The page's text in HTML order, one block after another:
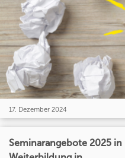
17. Dezember 2024
Seminarangebote 2025